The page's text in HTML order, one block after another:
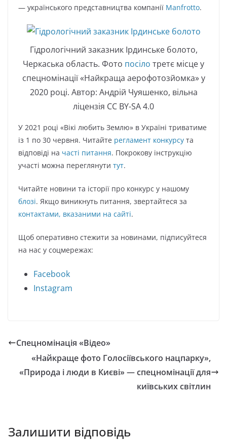
— українського представництва компанії Manfrotto.
Гідрологічний заказник Ірдинське болото,
Черкаська область. Фото посіло третє місце у
спецномінації «Найкраща аерофотозйомка» у
2020 році. Автор: Андрій Чуяшенко, вільна
ліцензія CC BY-SA 4.0
У 2021 році «Вікі любить Землю» в Україні триватиме
із 1 по 30 червня. Читайте регламент конкурсу та
відповіді на часті питання. Покрокову інструкцію
участі можна переглянути тут.
Читайте новини та історії про конкурс у нашому
блозі. Якщо виникнуть питання, звертайтеся за
контактами, вказаними на сайті.
Щоб оперативно стежити за новинами, підписуйтеся
на нас у соцмережах:
Facebook
Instagram
Спецномінація «Відео»
«Найкраще фото Голосіївського нацпарку»,
«Природа і люди в Києві» — спецномінації для
київських світлин
Залишити відповідь